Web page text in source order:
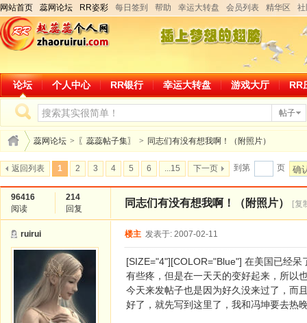
网站首页 蕊网论坛 RR姿彩 每日签到 帮助 幸运大转盘 会员列表 精华区
论坛 个人中心 RR银行 幸运大转盘 游戏大厅 RR
帖子
蕊网论坛 > 〖蕊蕊帖子集〗 > 同志们有没有想我啊！（附照片）
返回列表 1 2 3 4 5 6 ...15 下一页 到第 页 确
96416
阅读
214
回复
同志们有没有想我啊！（附照片） [复
ruirui 楼主 发表于: 2007-02-11
[SIZE="4"][COLOR="Blue"] 在美国已经
有些疼，但是在一天天的变好起来，所以
今天来发帖子也是因为好久没来过了，而
好了，就先写到这里了，我和冯坤要去热